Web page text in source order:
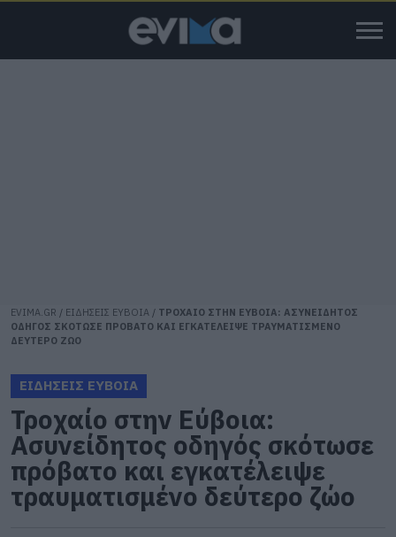
EVIMA.GR / ΕΙΔΗΣΕΙΣ ΕΥΒΟΙΑ / ΤΡΟΧΑΙΟ ΣΤΗΝ ΕΥΒΟΙΑ: ΑΣΥΝΕΙΔΗΤΟΣ
ΟΔΗΓΟΣ ΣΚΟΤΩΣΕ ΠΡΟΒΑΤΟ ΚΑΙ ΕΓΚΑΤΕΛΕΙΨΕ ΤΡΑΥΜΑΤΙΣΜΕΝΟ
ΔΕΥΤΕΡΟ ΖΩΟ
ΕΙΔΗΣΕΙΣ ΕΥΒΟΙΑ
Τροχαίο στην Εύβοια:
Ασυνείδητος οδηγός σκότωσε
πρόβατο και εγκατέλειψε
τραυματισμένο δεύτερο ζώο